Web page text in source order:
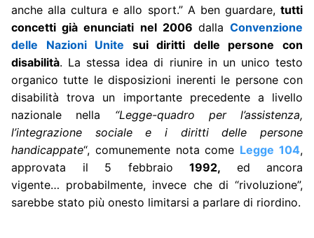
anche alla cultura e allo sport.” A ben guardare, tutti
concetti già enunciati nel 2006 dallaConvenzione
delle Nazioni Unite sui diritti delle persone con
disabilità. La stessa idea di riunire in un unico testo
organico tutte le disposizioni inerenti le persone con
disabilità trova un importante precedente a livello
nazionale nella “Legge-quadro per l’assistenza,
l’integrazione sociale e i diritti delle persone
handicappate“, comunemente nota come Legge 104,
approvata il 5 febbraio 1992, ed ancora
vigente… probabilmente, invece che di “rivoluzione”,
sarebbe stato più onesto limitarsi a parlare di riordino.